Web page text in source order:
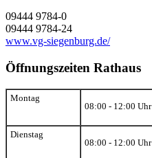
09444 9784-0
09444 9784-24
www.vg-siegenburg.de/
Öffnungszeiten Rathaus
Montag
08:00 - 12:00 Uhr
Dienstag
08:00 - 12:00 Uhr